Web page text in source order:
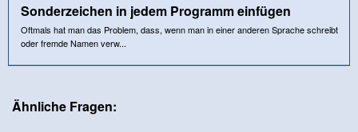
Sonderzeichen in jedem Programm einfügen
Oftmals hat man das Problem, dass, wenn man in einer anderen Sprache schreibt
oder fremde Namen verw...
Ähnliche Fragen: